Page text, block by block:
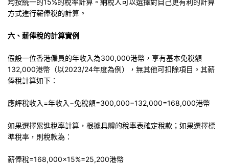
方式進行薪俸稅的計算。
六、薪俸稅的計算實例
假設一位香港僱員的年收入為300,000港幣，享有基本免稅額
132,000港幣（以2023/24年度為例），無其他可扣除項目。其薪
俸稅計算如下：
應評稅收入=年收入−免稅額=300,000−132,000=168,000港幣
如果選擇累進稅率計算，根據具體的稅率表確定稅款；如果選擇標
準稅率，則稅款為：
薪俸稅=168,000×15%=25,200港幣